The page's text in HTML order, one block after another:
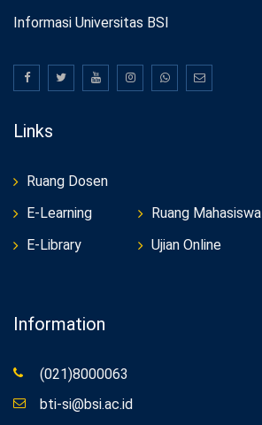
Informasi Universitas BSI
Links
Ruang Dosen
E-Learning
E-Library
Ruang Mahasiswa
Ujian Online
Information
(021)8000063
bti-si@bsi.ac.id